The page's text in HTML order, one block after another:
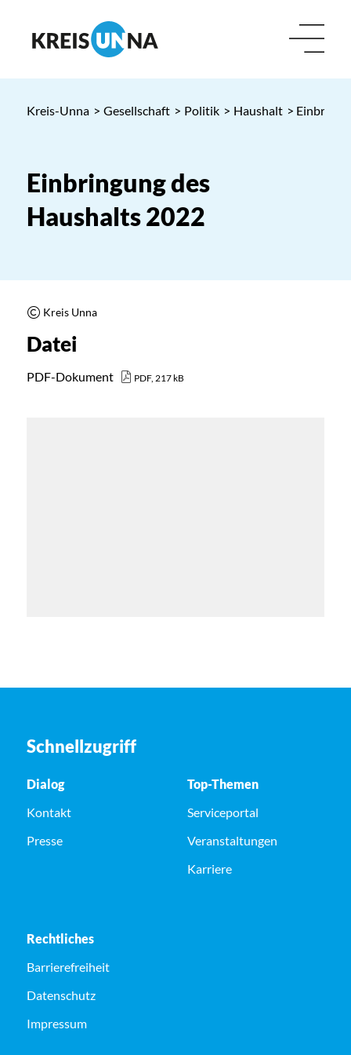
Kreis-Unna > Gesellschaft > Politik > Haushalt >
Einbringung des
Haushalts 2022
Kreis Unna
Datei
PDF-Dokument PDF, 217 kB
Schnellzugriff
Dialog
Kontakt
Presse
Top-Themen
Serviceportal
Veranstaltungen
Karriere
Rechtliches
Barrierefreiheit
Datenschutz
Impressum